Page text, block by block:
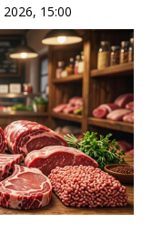
2026, 15:00